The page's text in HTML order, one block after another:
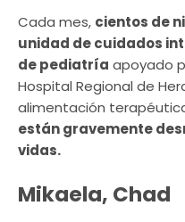
Cada mes, cientos de
unidad de cuidados
de pediatría apoyado
Hospital Regional de
alimentación
están gravemente
vidas.
Mikaela, Chad